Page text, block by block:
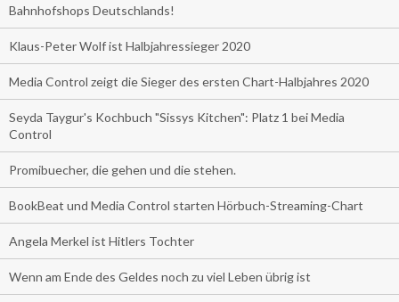
Bahnhofshops Deutschlands!
Klaus-Peter Wolf ist Halbjahressieger 2020
Media Control zeigt die Sieger des ersten Chart-Halbjahres 2020
Seyda Taygur's Kochbuch "Sissys Kitchen": Platz 1 bei Media
Control
Promibuecher, die gehen und die stehen.
BookBeat und Media Control starten Hörbuch-Streaming-Chart
Angela Merkel ist Hitlers Tochter
Wenn am Ende des Geldes noch zu viel Leben übrig ist